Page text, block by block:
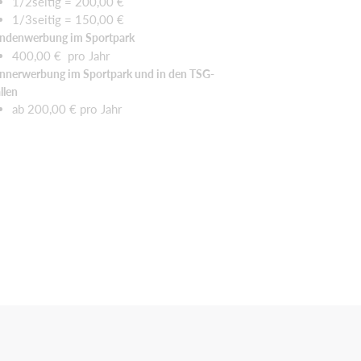
1/3seitig = 150,00 €
im Sportpark
400,00 € pro Jahr
im Sportpark und in den TSG-
ab 200,00 € pro Jahr